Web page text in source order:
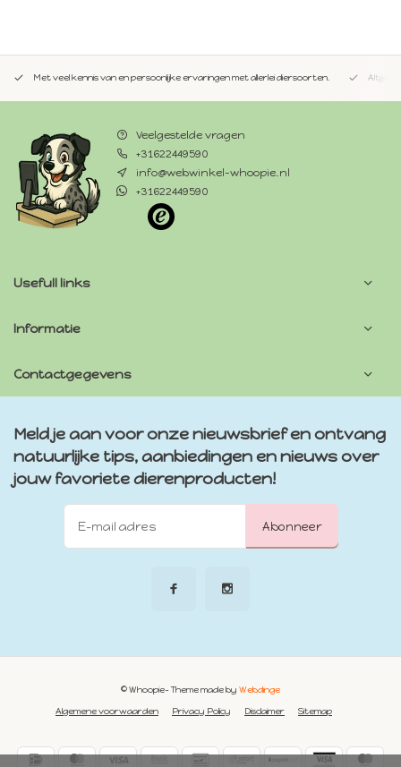
Met veel kennis van en persoonlijke ervaringen met allerlei diersoorten. Altijd
Veelgestelde vragen
+31622449590
info@webwinkel-whoopie.nl
+31622449590
Usefull links
Informatie
Contactgegevens
Meld je aan voor onze nieuwsbrief en ontvang
natuurlijke tips, aanbiedingen en nieuws over
jouw favoriete dierenproducten!
Abonneer
Algemene voorwaarden Privacy Policy Disclaimer Sitemap
© Whoopie- Theme made by Webdinge